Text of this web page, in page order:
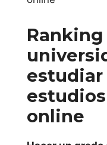
estudiar
online